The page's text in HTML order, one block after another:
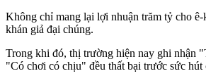
Không chỉ mang lại lợi nhuận trăm tỷ cho
khán giả đại chúng.
Trong khi đó, thị trường hiện nay ghi nhận
"Có chơi có chịu" đều thất bại trước sức hút